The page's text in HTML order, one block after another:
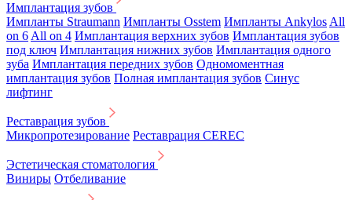
Имплантация зубов
Импланты Straumann Импланты Osstem Импланты Ankylos All
on 6 All on 4 Имплантация верхних зубов Имплантация зубов
под ключ Имплантация нижних зубов Имплантация одного
зуба Имплантация передних зубов Одномоментная
имплантация зубов Полная имплантация зубов Синус
лифтинг
Реставрация зубов
Микропротезирование Реставрация CEREC
Эстетическая стоматология
Виниры Отбеливание